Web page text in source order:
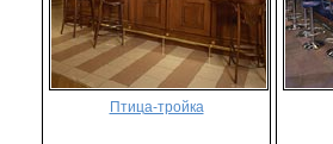
Птица-тройка